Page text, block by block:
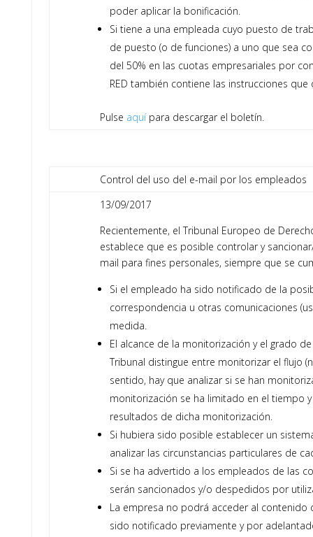
poder aplicar la bonificación.
Si tiene a una empleada cuyo puesto de
de puesto (o de funciones) a uno que sea
del 50% en las cuotas empresariales por
RED también contiene las instrucciones
Pulse aquípara descargar el boletín.
Control del uso del e-mail por los empleados
13/09/2017
Recientemente, el Tribunal Europeo de
establece que es posible controlar y
mail para fines personales, siempre que se
Si el empleado ha sido notificado de la
correspondencia u otras comunicaciones
medida.
El alcance de la monitorización y el grado
Tribunal distingue entre monitorizar el flujo
sentido, hay que analizar si se han
monitorización se ha limitado en el tiempo
resultados de dicha monitorización.
Si hubiera sido posible establecer un
analizar las circunstancias particulares de
Si se ha advertido a los empleados de las
serán sancionados y/o despedidos por
La empresa no podrá acceder al
sido notificado previamente y por